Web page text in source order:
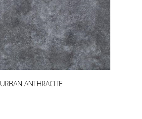
URBAN ANTHRACITE